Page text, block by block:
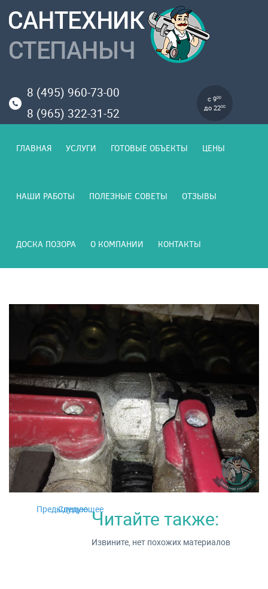
8 (495) 960-73-00
8 (965) 322-31-52
с 900
до 2200
ГЛАВНАЯ УСЛУГИ ГОТОВЫЕ ОБЪЕКТЫ ЦЕНЫ
НАШИ РАБОТЫ ПОЛЕЗНЫЕ СОВЕТЫ ОТЗЫВЫ
ДОСКА ПОЗОРА О КОМПАНИИ КОНТАКТЫ
Предыдущее
СледующееЧитайте также:
Извините, нет похожих материалов